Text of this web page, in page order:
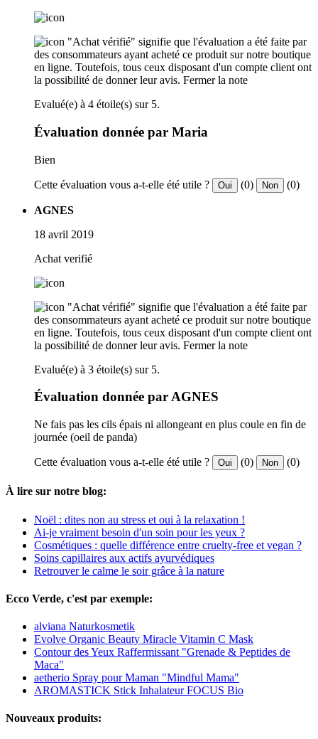
"Achat vérifié" signifie que l'évaluation a été faite par
des consommateurs ayant acheté ce produit sur notre boutique
en ligne. Toutefois, tous ceux disposant d'un compte client ont
la possibilité de donner leur avis. Fermer la note
Evalué(e) à 4 étoile(s) sur 5.
Évaluation donnée par Maria
Bien
Cette évaluation vous a-t-elle été utile ? Oui (0) Non (0)
AGNES
18 avril 2019
Achat verifié
"Achat vérifié" signifie que l'évaluation a été faite par
des consommateurs ayant acheté ce produit sur notre boutique
en ligne. Toutefois, tous ceux disposant d'un compte client ont
la possibilité de donner leur avis. Fermer la note
Evalué(e) à 3 étoile(s) sur 5.
Évaluation donnée par AGNES
Ne fais pas les cils épais ni allongeant en plus coule en fin de
journée (oeil de panda)
Cette évaluation vous a-t-elle été utile ? Oui (0) Non (0)
À lire sur notre blog:
Noël : dites non au stress et oui à la relaxation !
Ai-je vraiment besoin d'un soin pour les yeux ?
Cosmétiques : quelle différence entre cruelty-free et vegan ?
Soins capillaires aux actifs ayurvédiques
Retrouver le calme le soir grâce à la nature
Ecco Verde, c'est par exemple:
alviana Naturkosmetik
Evolve Organic Beauty Miracle Vitamin C Mask
Contour des Yeux Raffermissant "Grenade & Peptides de
Maca"
aetherio Spray pour Maman "Mindful Mama"
AROMASTICK Stick Inhalateur FOCUS Bio
Nouveaux produits: